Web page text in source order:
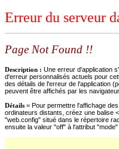
Erreur du serveur
Page Not Found !!
Description : Une erreur d'application
d'erreur personnalisés actuels pour
des détails de l'erreur de l'application
peuvent être affichés par les
Détails = Pour permettre l'affichage
ordinateurs distants, créez une balise
"web.config" situé dans le répertoire
ensuite la valeur "off" à l'attribut